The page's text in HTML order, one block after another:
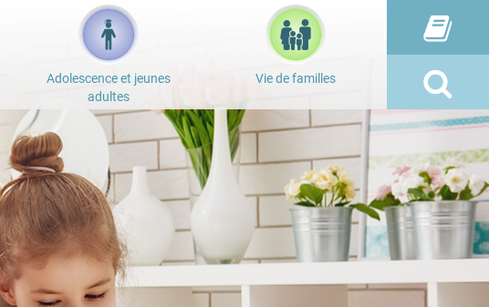
Adolescence et jeunes
adultes
Vie de familles